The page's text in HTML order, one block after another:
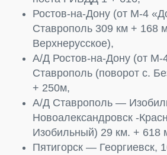
Ростов-на-Дону (от М-4
Ставрополь 309 км + 168
Верхнерусское),
А/Д Ростов-на-Дону (от
Ставрополь (поворот с.
+ 250м,
А/Д Ставрополь —
Новоалександровск -
Изобильный) 29 км. + 618
Пятигорск — Георгиевск,